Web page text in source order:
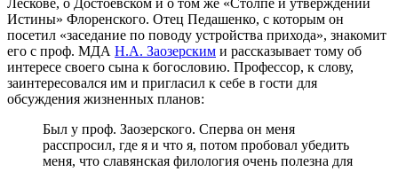
Лескове, о Достоевском и о том же «Столпе и утверждении
Истины» Флоренского. Отец Педашенко, с которым он
посетил «заседание по поводу устройства прихода», знакомит
его с проф. МДА Н.А. Заозерским и рассказывает тому об
интересе своего сына к богословию. Профессор, к слову,
заинтересовался им и пригласил к себе в гости для
обсуждения жизненных планов:
Был у проф. Заозерского. Сперва он меня
расспросил, где я и что я, потом пробовал убедить
меня, что славянская филология очень полезна для